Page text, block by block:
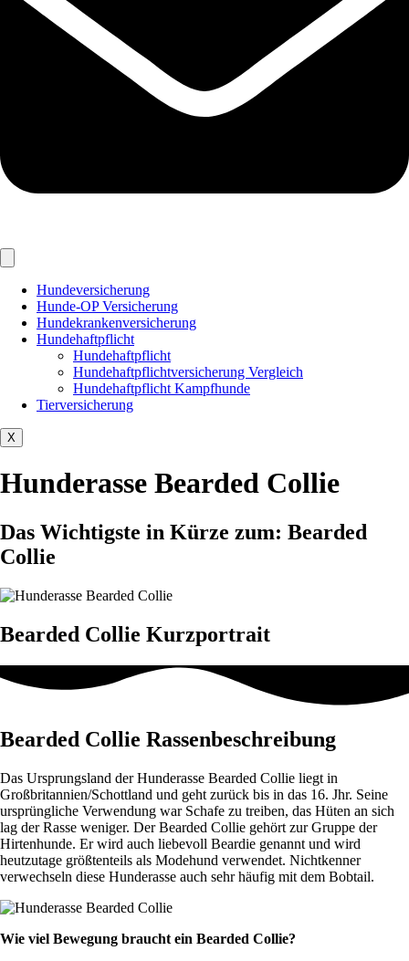
Hundeversicherung
Hunde-OP Versicherung
Hundekrankenversicherung
Hundehaftpflicht
Hundehaftpflicht
Hundehaftpflichtversicherung Vergleich
Hundehaftpflicht Kampfhunde
Tierversicherung
X
Hunderasse Bearded Collie
Das Wichtigste in Kürze zum: Bearded
Collie
Bearded Collie Kurzportrait
Bearded Collie Rassenbeschreibung
Das Ursprungsland der Hunderasse Bearded Collie liegt in
Großbritannien/Schottland und geht zurück bis in das 16. Jhr. Seine
ursprüngliche Verwendung war Schafe zu treiben, das Hüten an sich
lag der Rasse weniger. Der Bearded Collie gehört zur Gruppe der
Hirtenhunde. Er wird auch liebevoll Beardie genannt und wird
heutzutage größtenteils als Modehund verwendet. Nichtkenner
verwechseln diese Hunderasse auch sehr häufig mit dem Bobtail.
Wie viel Bewegung braucht ein Bearded Collie?